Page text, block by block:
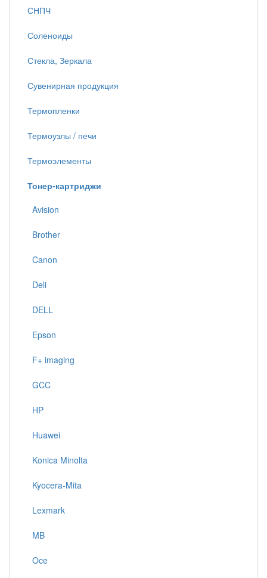
СНПЧ
Соленоиды
Стекла, Зеркала
Сувенирная продукция
Термопленки
Термоузлы / печи
Термоэлементы
Тонер-картриджи
Avision
Brother
Canon
Deli
DELL
Epson
F+ imaging
GCC
HP
Huawei
Konica Minolta
Kyocera-Mita
Lexmark
MB
Oce